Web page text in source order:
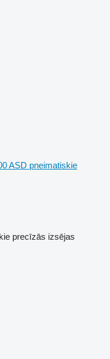
ASD pneimatiskie
precīzās izsējas